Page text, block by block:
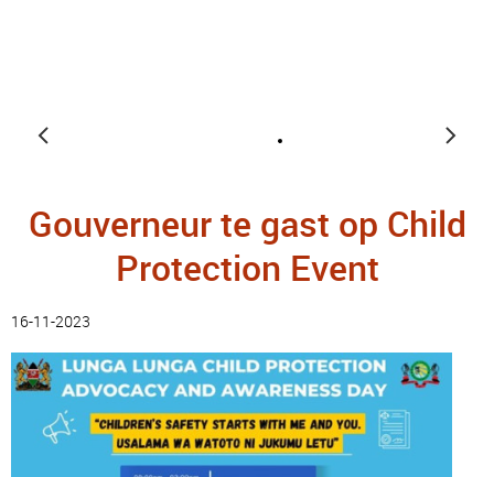
Gouverneur te gast op Child
Protection Event
16-11-2023